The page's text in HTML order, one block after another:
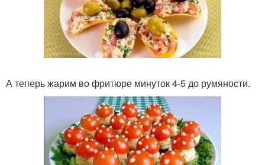
А теперь жарим во фритюре минуток 4-5 до румяности.